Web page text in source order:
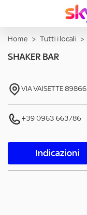
Home > Tutti i locali >
SHAKER BAR
VIA VAISETTE89866
+39 0963 663786
Indicazioni